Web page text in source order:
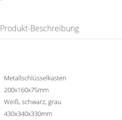
Produkt-Beschreibung
Metallschlüsselkasten
200x160x75mm
Weiß, schwarz, grau
430x340x330mm